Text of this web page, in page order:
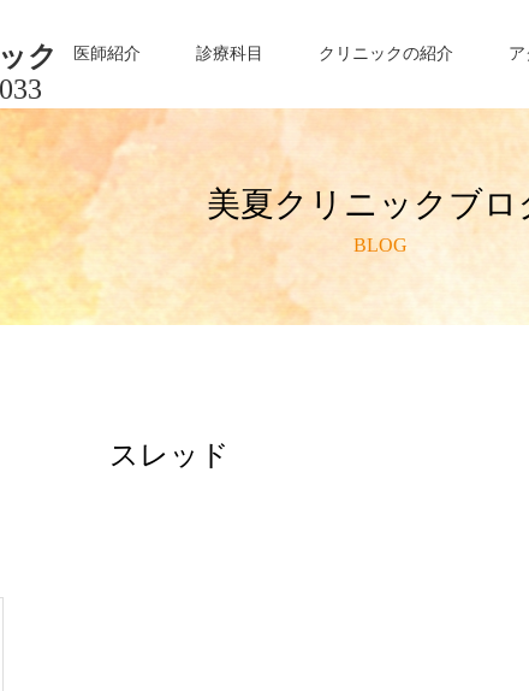
ク
医師紹介 診療科目 クリニックの紹介 ア
美夏クリニックブロ
BLOG
スレッド